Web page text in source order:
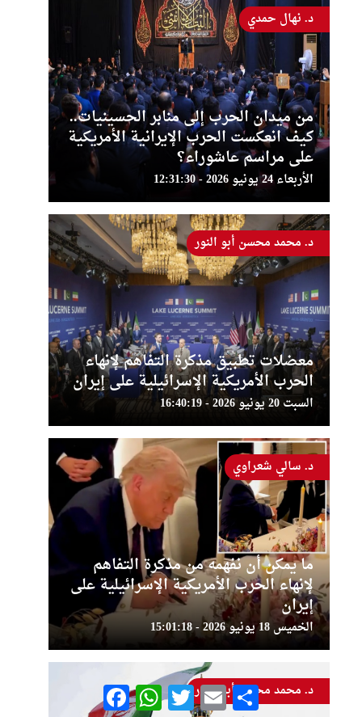
من ميدان الحرب إلى منابر الحسينيات..
كيف انعكست الحرب الإيرانية الأمريكية
على مراسم عاشوراء؟
الأربعاء 24 يونيو 2026 - 12:31:30
د. نهال حمدي
معضلات تطبيق مذكرة التفاهم لإنهاء
الحرب الأمريكية الإسرائيلية على إيران
السبت 20 يونيو 2026 - 16:40:19
د. محمد محسن أبو النور
ما يمكن أن نفهمه من مذكرة التفاهم
لإنهاء الحرب الأمريكية الإسرائيلية على
إيران
الخميس 18 يونيو 2026 - 15:01:18
د. سالي شعراوي
د. محمد محسن أبو النور FacebookWhatsAppTwitter Email Share